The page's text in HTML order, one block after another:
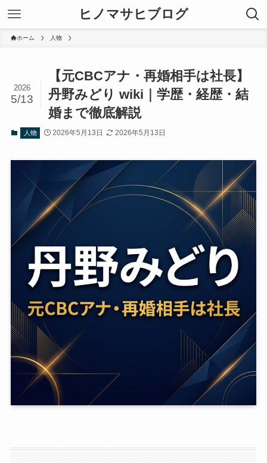
ヒノマサヒブログ
ホーム 人物
【元CBCアナ・再婚相手は社長】
丹野みどり wiki｜学歴・経歴・結
婚まで徹底解説
2026
5/13
人物 2026年5月13日 2026年5月13日